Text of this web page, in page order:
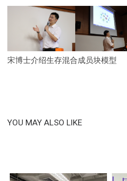
宋博士介绍生存混合成员块模型
YOU MAY ALSO LIKE